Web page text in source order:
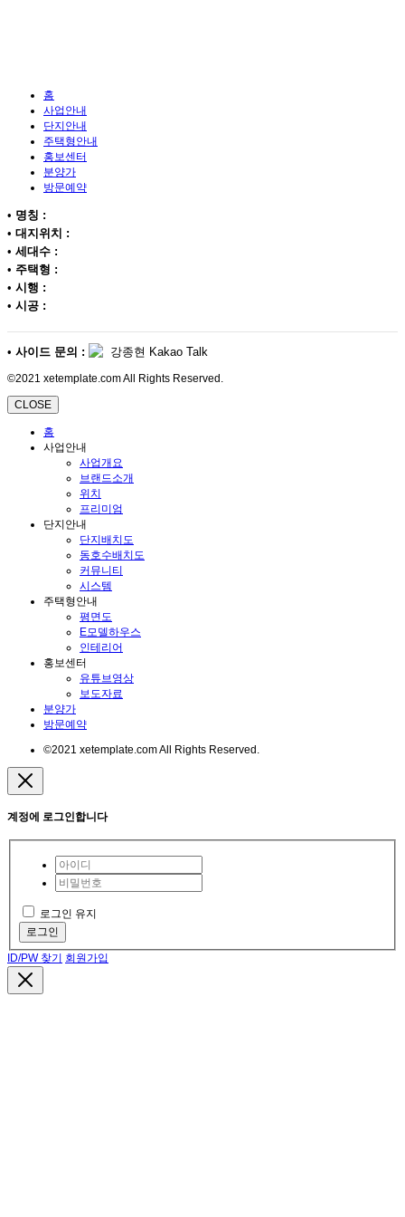
홈
사업안내
단지안내
주택형안내
홍보센터
분양가
방문예약
• 명칭 :
• 대지위치 :
• 세대수 :
• 주택형 :
• 시행 :
• 시공 :
• 사이드 문의 : 강종현 Kakao Talk
©2021 xetemplate.com All Rights Reserved.
CLOSE
홈
사업안내
사업개요
브랜드소개
위치
프리미엄
단지안내
단지배치도
동호수배치도
커뮤니티
시스템
주택형안내
평면도
E모델하우스
인테리어
홍보센터
유튜브영상
보도자료
분양가
방문예약
©2021 xetemplate.com All Rights Reserved.
계정에 로그인합니다
로그인 유지
로그인
ID/PW 찾기 회원가입